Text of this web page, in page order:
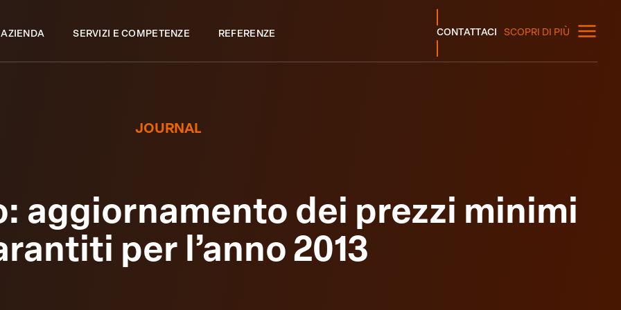
SERVIZI E COMPETENZE REFERENZE CONTATTACI SCOPRI DI PIÙ
JOURNAL
aggiornamento dei prezzi minimi
per l’anno 2013